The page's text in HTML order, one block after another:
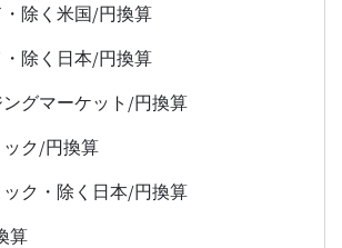
・除く米国/円換算
・除く日本/円換算
ングマーケット/円換算
ック/円換算
ック・除く日本/円換算
算